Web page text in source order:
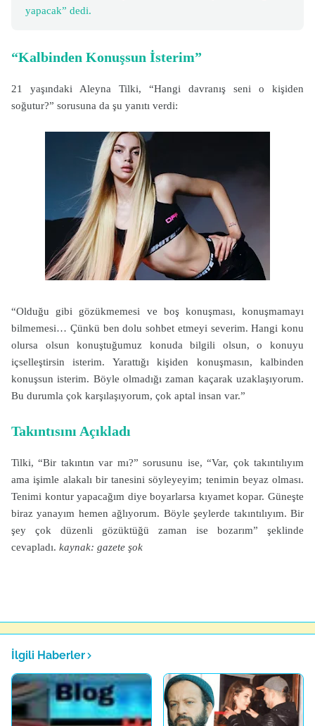
yapacak” dedi.
“Kalbinden Konuşsun İsterim”
21 yaşındaki Aleyna Tilki, “Hangi davranış seni o kişiden
soğutur?” sorusuna da şu yanıtı verdi:
“Olduğu gibi gözükmemesi ve boş konuşması, konuşmamayı
bilmemesi… Çünkü ben dolu sohbet etmeyi severim. Hangi konu
olursa olsun konuştuğumuz konuda bilgili olsun, o konuyu
içselleştirsin isterim. Yarattığı kişiden konuşmasın, kalbinden
konuşsun isterim. Böyle olmadığı zaman kaçarak uzaklaşıyorum.
Bu durumla çok karşılaşıyorum, çok aptal insan var.”
Takıntısını Açıkladı
Tilki, “Bir takıntın var mı?” sorusunu ise, “Var, çok takıntılıyım
ama işimle alakalı bir tanesini söyleyeyim; tenimin beyaz olması.
Tenimi kontur yapacağım diye boyarlarsa kıyamet kopar. Güneşte
biraz yanayım hemen ağlıyorum. Böyle şeylerde takıntılıyım. Bir
şey çok düzenli gözüktüğü zaman ise bozarım” şeklinde
cevapladı. kaynak: gazete şok
İlgili Haberler